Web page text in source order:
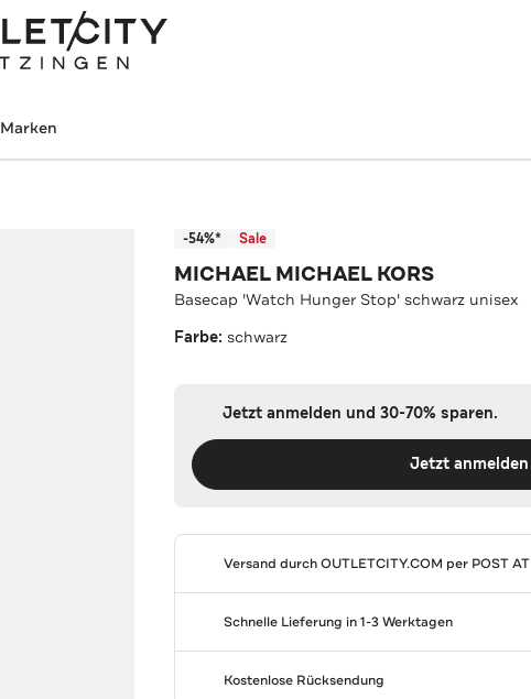
Marken
-54%* Sale
MICHAEL MICHAEL KORS
Basecap 'Watch Hunger Stop' schwarz unisex
Farbe: schwarz
Jetzt anmelden und 30-70% sparen.
Jetzt anmelden
Versand durchOUTLETCITY.COM per POST AT
Schnelle Lieferung in 1-3 Werktagen
Kostenlose Rücksendung